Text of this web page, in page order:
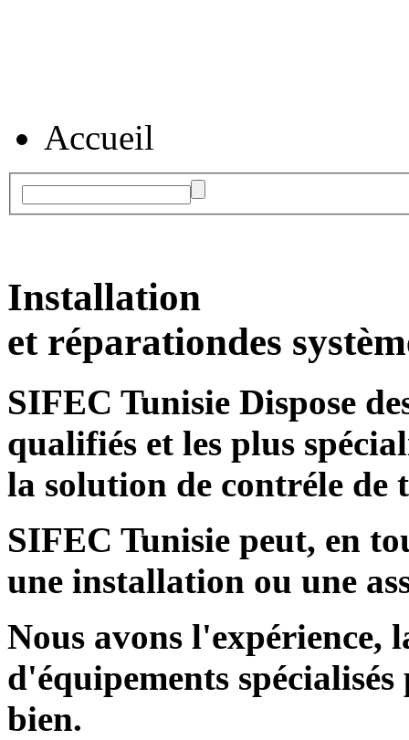
Accueil
Installation
et réparationdes
SIFEC Tunisie Dispose
qualifiés et les plus
la solution de contréle de
SIFEC Tunisie peut, en
une installation ou une
Nous avons l'expérience,
d'équipements
bien.